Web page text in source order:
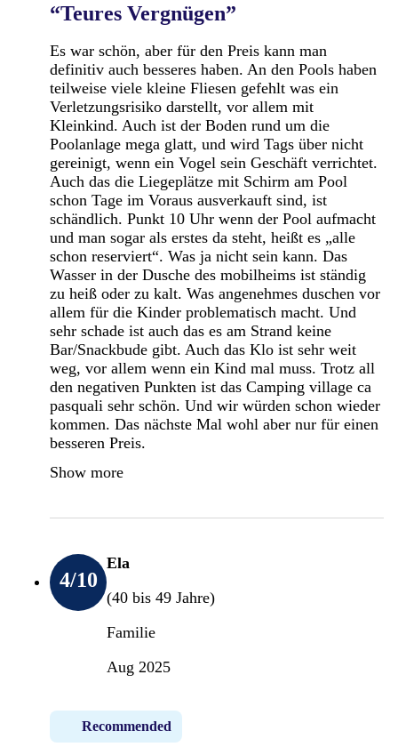
“Teures Vergnügen”
Es war schön, aber für den Preis kann man
definitiv auch besseres haben. An den Pools haben
teilweise viele kleine Fliesen gefehlt was ein
Verletzungsrisiko darstellt, vor allem mit
Kleinkind. Auch ist der Boden rund um die
Poolanlage mega glatt, und wird Tags über nicht
gereinigt, wenn ein Vogel sein Geschäft verrichtet.
Auch das die Liegeplätze mit Schirm am Pool
schon Tage im Voraus ausverkauft sind, ist
schändlich. Punkt 10 Uhr wenn der Pool aufmacht
und man sogar als erstes da steht, heißt es „alle
schon reserviert“. Was ja nicht sein kann. Das
Wasser in der Dusche des mobilheims ist ständig
zu heiß oder zu kalt. Was angenehmes duschen vor
allem für die Kinder problematisch macht. Und
sehr schade ist auch das es am Strand keine
Bar/Snackbude gibt. Auch das Klo ist sehr weit
weg, vor allem wenn ein Kind mal muss. Trotz all
den negativen Punkten ist das Camping village ca
pasquali sehr schön. Und wir würden schon wieder
kommen. Das nächste Mal wohl aber nur für einen
besseren Preis.
Show more
4/10
Ela
(40 bis 49 Jahre)
Familie
Aug 2025
Recommended